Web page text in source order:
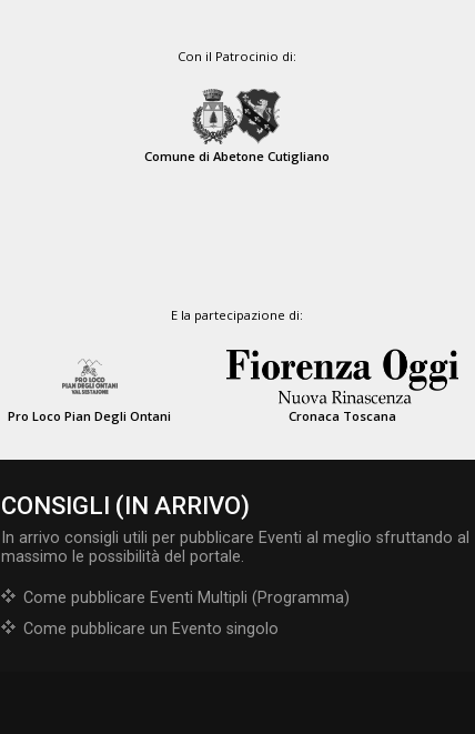
Con il Patrocinio di:
Comune di Abetone Cutigliano
E la partecipazione di:
Pro Loco Pian Degli Ontani Cronaca Toscana
CONSIGLI (IN ARRIVO)
In arrivo consigli utili per pubblicare Eventi al meglio sfruttando al
massimo le possibilità del portale.
Come pubblicare Eventi Multipli (Programma)
Come pubblicare un Evento singolo